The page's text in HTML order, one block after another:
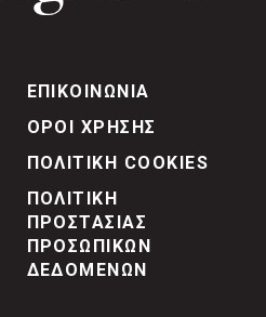
ΕΠΙΚΟΙΝΩΝΙΑ
ΟΡΟΙ ΧΡΗΣΗΣ
ΠΟΛΙΤΙΚΗ COOKIES
ΠΟΛΙΤΙΚΗ
ΠΡΟΣΤΑΣΙΑΣ
ΠΡΟΣΩΠΙΚΩΝ
ΔΕΔΟΜΕΝΩΝ